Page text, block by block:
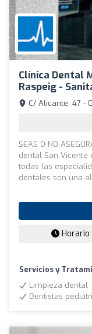
Clínica Dental
Raspeig -
C/ Alicante, 47 -
SEAS O NO
dental San Vicente
todas las
dentales son una
Horario
Servicios y
Limpieza dental
Dentistas